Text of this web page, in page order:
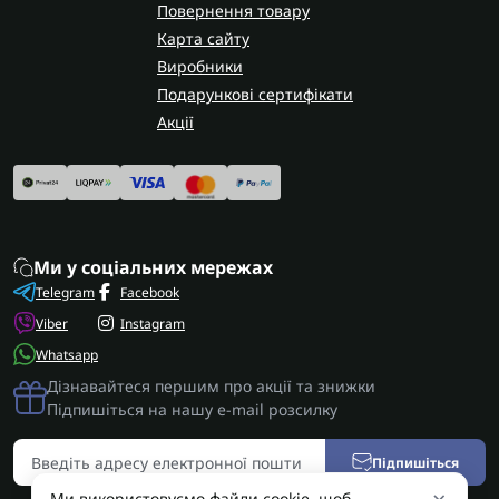
замовлення по всій Україні. У Запоріжжі
виконуємо капітальний ремонт цих коробок
передач з гарантією на виконані роботи.
Повернення товару
Карта сайту
Виробники
Подарункові сертифікати
Акції
Ми у соціальних мережах
Telegram
Viber
Whatsapp
Facebook
Instagram
Дізнавайтеся першим про акції та знижки
Підпишіться на нашу e-mail розсилку
Підпишіться